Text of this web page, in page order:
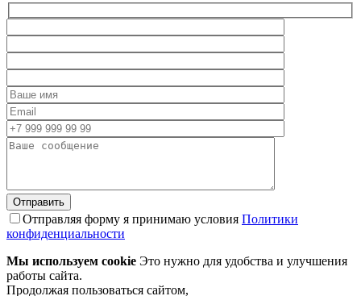
Отправляя форму я принимаю условия Политики
конфиденциальности
Мы используем cookie Это нужно для удобства и улучшения
работы сайта.
Продолжая пользоваться сайтом,